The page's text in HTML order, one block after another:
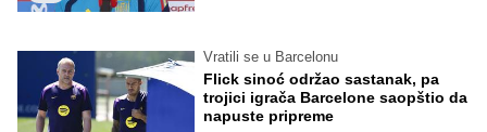
Vratili se u Barcelonu
Flick sinoć održao sastanak, pa
trojici igrača Barcelone saopštio da
napuste pripreme